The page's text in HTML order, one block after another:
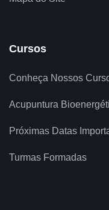
Cursos
Conheça Nossos
Acupuntura
Próximas Datas
Turmas Formadas